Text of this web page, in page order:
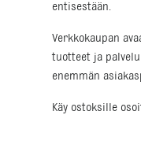
entisestään.
Verkkokaupan
tuotteet ja
enemmän
Käy ostoksille